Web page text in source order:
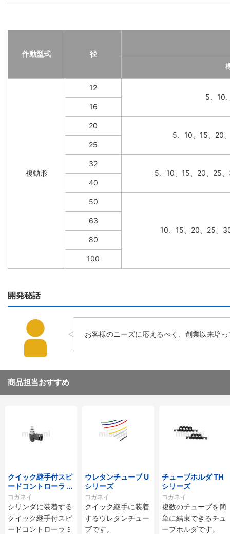
作動型式
径
複動形
12
5、10
16
20
5、10、15、20
25
32
5、10、15、20、25
40
50
10、15、20、25、
63
80
100
開発秘話
お客様のニーズに応えるべく、創業以来培
商品担当おすすめ
クイック継手付スピ
ードコントローラ ス
タンダードタイプ S
C□-M・SS□-Mシ
リーズ
コガネイ
シリンダに装着する
クイック継手付スピ
ードコントローラミ
ウレタンチューブ U
シリーズ
コガネイ
クイック継手に装着
するウレタンチュー
ブです。
チューブホルダ TH
シリーズ
コガネイ
複数のチューブを簡
単に結束できるチュ
ーブホルダです。